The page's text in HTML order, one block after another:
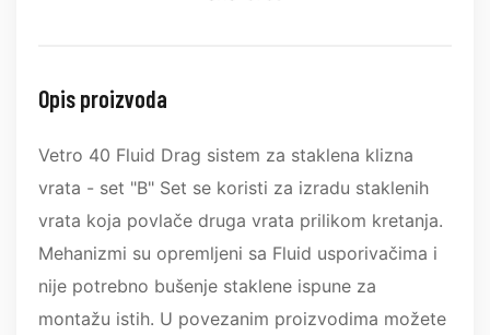
Opis proizvoda
Vetro 40 Fluid Drag sistem za staklena klizna
vrata - set "B" Set se koristi za izradu staklenih
vrata koja povlače druga vrata prilikom kretanja.
Mehanizmi su opremljeni sa Fluid usporivačima i
nije potrebno bušenje staklene ispune za
montažu istih. U povezanim proizvodima možete